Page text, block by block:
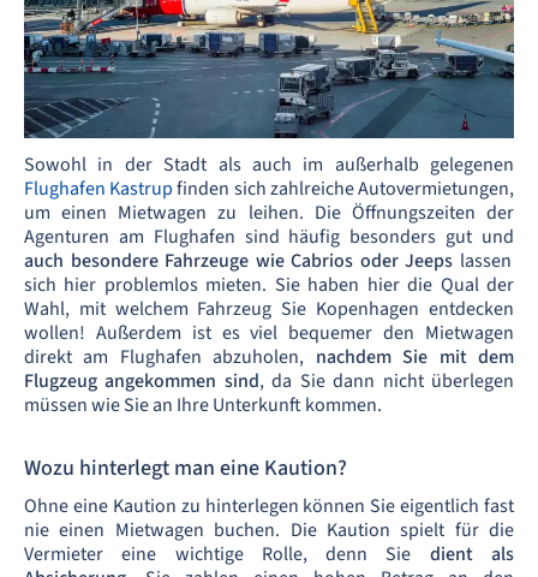
Sowohl in der Stadt als auch im außerhalb gelegenen
Flughafen Kastrupfinden sich zahlreiche Autovermietungen,
um einen Mietwagen zu leihen. Die Öffnungszeiten der
Agenturen am Flughafen sind häufig besonders gut und
auch besondere Fahrzeuge wie Cabrios oder Jeeps lassen
sich hier problemlos mieten. Sie haben hier die Qual der
Wahl, mit welchem Fahrzeug Sie Kopenhagen entdecken
wollen! Außerdem ist es viel bequemer den Mietwagen
direkt am Flughafen abzuholen, nachdem Sie mit dem
Flugzeug angekommen sind, da Sie dann nicht überlegen
müssen wie Sie an Ihre Unterkunft kommen.
Wozu hinterlegt man eine Kaution?
Ohne eine Kaution zu hinterlegen können Sie eigentlich fast
nie einen Mietwagen buchen. Die Kaution spielt für die
Vermieter eine wichtige Rolle, denn Sie dient als